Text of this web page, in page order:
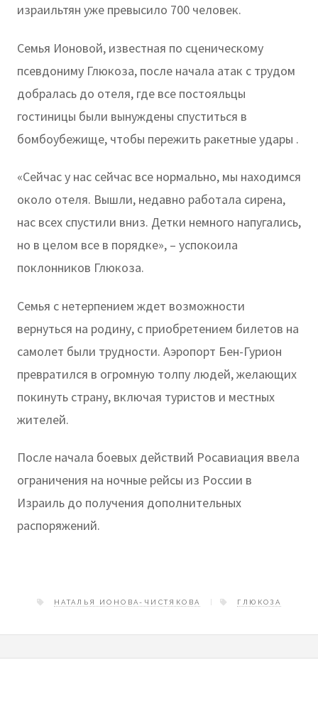
израильтян уже превысило 700 человек.
Семья Ионовой, известная по сценическому
псевдониму Глюкоза, после начала атак с трудом
добралась до отеля, где все постояльцы
гостиницы были вынуждены спуститься в
бомбоубежище, чтобы пережить ракетные удары .
«Сейчас у нас сейчас все нормально, мы находимся
около отеля. Вышли, недавно работала сирена,
нас всех спустили вниз. Детки немного напугались,
но в целом все в порядке», – успокоила
поклонников Глюкоза.
Семья с нетерпением ждет возможности
вернуться на родину, с приобретением билетов на
самолет были трудности. Аэропорт Бен-Гурион
превратился в огромную толпу людей, желающих
покинуть страну, включая туристов и местных
жителей.
После начала боевых действий Росавиация ввела
ограничения на ночные рейсы из России в
Израиль до получения дополнительных
распоряжений.
НАТАЛЬЯ ИОНОВА-ЧИСТЯКОВА ГЛЮКОЗА